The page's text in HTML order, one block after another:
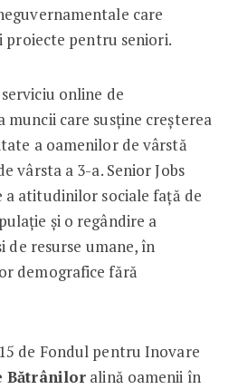
care
proiecte pentru seniori.
online de
care susține creșterea
a oamenilor de vârstă
vârsta a 3-a. Senior Jobs
a atitudinilor sociale față de
și o regândire a
resurse umane, în
demografice fără
de Fondul pentru Inovare
Bătrânilor alină oamenii în